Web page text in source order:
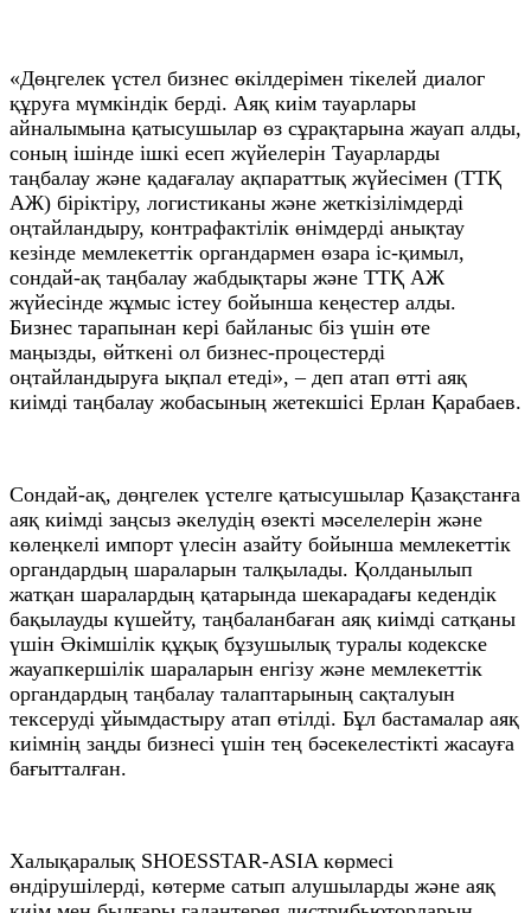
«Дөңгелек үстел бизнес өкілдерімен тікелей диалог
құруға мүмкіндік берді. Аяқ киім тауарлары
айналымына қатысушылар өз сұрақтарына жауап алды,
соның ішінде ішкі есеп жүйелерін Тауарларды
таңбалау және қадағалау ақпараттық жүйесімен (ТТҚ
АЖ) біріктіру, логистиканы және жеткізілімдерді
оңтайландыру, контрафактілік өнімдерді анықтау
кезінде мемлекеттік органдармен өзара іс-қимыл,
сондай-ақ таңбалау жабдықтары және ТТҚ АЖ
жүйесінде жұмыс істеу бойынша кеңестер алды.
Бизнес тарапынан кері байланыс біз үшін өте
маңызды, өйткені ол бизнес-процестерді
оңтайландыруға ықпал етеді», – деп атап өтті аяқ
киімді таңбалау жобасының жетекшісі Ерлан Қарабаев.
Сондай-ақ, дөңгелек үстелге қатысушылар Қазақстанға
аяқ киімді заңсыз әкелудің өзекті мәселелерін және
көлеңкелі импорт үлесін азайту бойынша мемлекеттік
органдардың шараларын талқылады. Қолданылып
жатқан шаралардың қатарында шекарадағы кедендік
бақылауды күшейту, таңбаланбаған аяқ киімді сатқаны
үшін Әкімшілік құқық бұзушылық туралы кодекске
жауапкершілік шараларын енгізу және мемлекеттік
органдардың таңбалау талаптарының сақталуын
тексеруді ұйымдастыру атап өтілді. Бұл бастамалар аяқ
киімнің заңды бизнесі үшін тең бәсекелестікті жасауға
бағытталған.
Халықаралық SHOESSTAR-ASIA көрмесі
өндірушілерді, көтерме сатып алушыларды және аяқ